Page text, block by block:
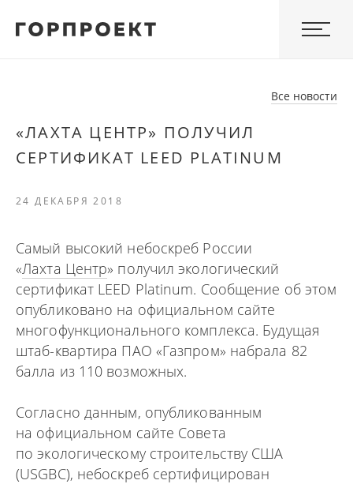
«ЛАХТА ЦЕНТР» ПОЛУЧИЛ
СЕРТИФИКАТ LEED PLATINUM
Все новости
24 ДЕКАБРЯ 2018
Самый высокий небоскреб России
«Лахта Центр» получил экологический
сертификат LEED Platinum. Сообщение об этом
опубликовано на официальном сайте
многофункционального комплекса. Будущая
штаб-квартира ПАО «Газпром» набрала 82
балла из 110 возможных.
Согласно данным, опубликованным
на официальном сайте Совета
по экологическому строительству США
(USGBC), небоскреб сертифицирован